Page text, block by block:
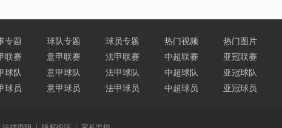
专题 球队专题 球员专题 热门视频
热门图片
联赛 意甲联赛 法甲联赛 中超联赛
亚冠联赛
球队 意甲球队 法甲球队 中超球队
亚冠球队
球员 意甲球员 法甲球员 中超球员 亚冠球员